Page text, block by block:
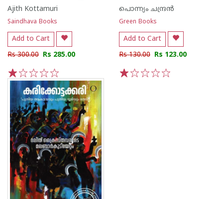
Ajith Kottamuri
Saindhava Books
Add to Cart
Rs 300.00 Rs 285.00
5
4
3
2
1
പൊന്ന്യം ചന്ദ്രന്‍
Green Books
Add to Cart
Rs 130.00 Rs 123.00